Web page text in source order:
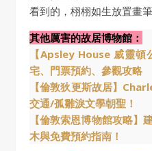
看到的，栩栩如生放置畫
其他厲害的故居博物館：
【Apsley House 威靈
宅、門票預約、參觀攻略
【倫敦狄更斯故居】
交通/孤雛淚文學朝聖！
【倫敦索恩博物館攻略】
木與免費預約指南！